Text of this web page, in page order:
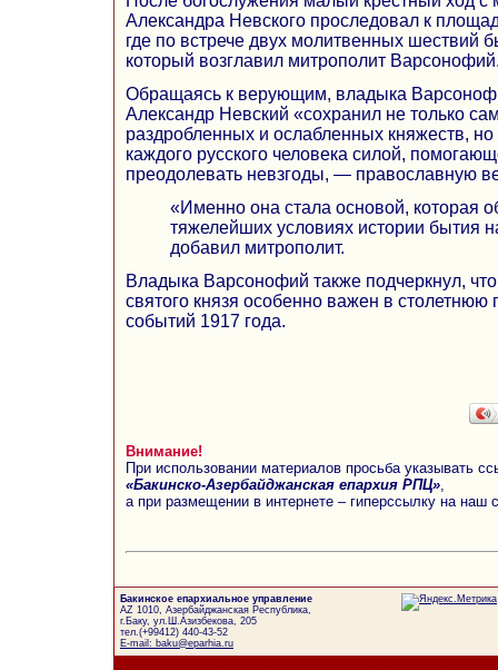
Александра Невского проследовал к
где по встрече двух молитвенных шествий
который возглавил митрополит
Обращаясь к верующим, владыка
Александр Невский «сохранил не только
раздробленных и ослабленных княжеств, но
каждого русского человека силой,
преодолевать невзгоды, — православную
«Именно она стала основой, которая
тяжелейших условиях истории бытия
добавил митрополит.
Владыка Варсонофий также подчеркнул,
святого князя особенно важен в столетнюю
событий 1917 года.
Внимание!
При использовании материалов просьба указывать
«Бакинско-Азербайджанская епархия РПЦ»
а при размещении в интернете – гиперссылку на наш
Бакинское епархиальное управление
AZ 1010, Азербайджанская Республика,
г.Баку, ул.Ш.Азизбекова, 205
тел.(+99412) 440-43-52
E-mail: baku@eparhia.ru